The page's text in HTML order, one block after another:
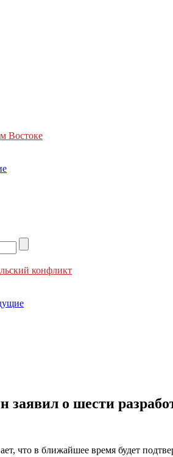
Востоке
конфликт
о шести
что в ближайшее время будет